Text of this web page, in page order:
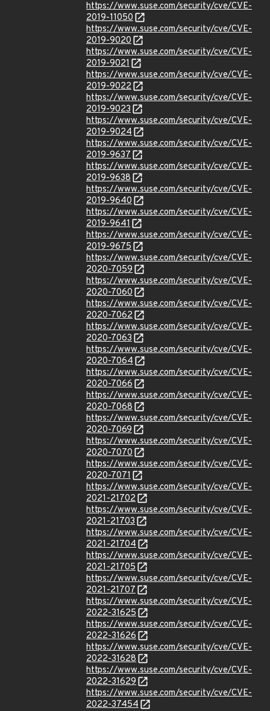
https://www.suse.com/security/cve/CVE-
2019-11050
https://www.suse.com/security/cve/CVE-
2019-9020
https://www.suse.com/security/cve/CVE-
2019-9021
https://www.suse.com/security/cve/CVE-
2019-9022
https://www.suse.com/security/cve/CVE-
2019-9023
https://www.suse.com/security/cve/CVE-
2019-9024
https://www.suse.com/security/cve/CVE-
2019-9637
https://www.suse.com/security/cve/CVE-
2019-9638
https://www.suse.com/security/cve/CVE-
2019-9640
https://www.suse.com/security/cve/CVE-
2019-9641
https://www.suse.com/security/cve/CVE-
2019-9675
https://www.suse.com/security/cve/CVE-
2020-7059
https://www.suse.com/security/cve/CVE-
2020-7060
https://www.suse.com/security/cve/CVE-
2020-7062
https://www.suse.com/security/cve/CVE-
2020-7063
https://www.suse.com/security/cve/CVE-
2020-7064
https://www.suse.com/security/cve/CVE-
2020-7066
https://www.suse.com/security/cve/CVE-
2020-7068
https://www.suse.com/security/cve/CVE-
2020-7069
https://www.suse.com/security/cve/CVE-
2020-7070
https://www.suse.com/security/cve/CVE-
2020-7071
https://www.suse.com/security/cve/CVE-
2021-21702
https://www.suse.com/security/cve/CVE-
2021-21703
https://www.suse.com/security/cve/CVE-
2021-21704
https://www.suse.com/security/cve/CVE-
2021-21705
https://www.suse.com/security/cve/CVE-
2021-21707
https://www.suse.com/security/cve/CVE-
2022-31625
https://www.suse.com/security/cve/CVE-
2022-31626
https://www.suse.com/security/cve/CVE-
2022-31628
https://www.suse.com/security/cve/CVE-
2022-31629
https://www.suse.com/security/cve/CVE-
2022-37454